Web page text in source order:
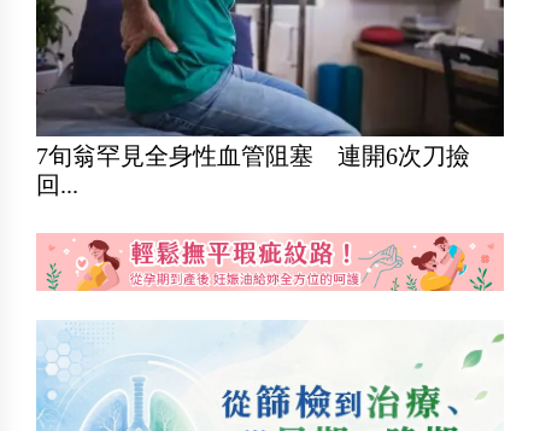
7旬翁罕見全身性血管阻塞 連開6次刀撿
回...